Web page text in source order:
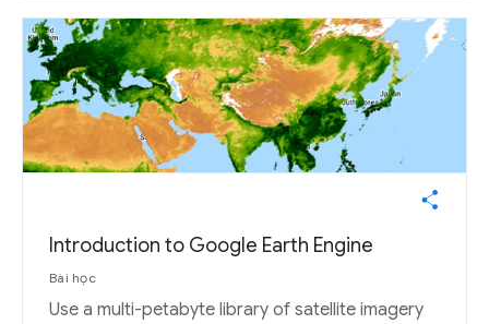
Introduction to Google Earth Engine
Bài học
Use a multi-petabyte library of satellite imagery